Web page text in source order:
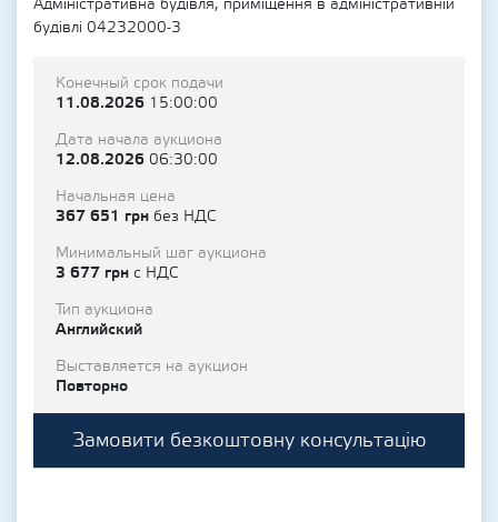
Адміністративна будівля, приміщення в адміністративній
будівлі 04232000-3
Конечный срок подачи
11.08.2026 15:00:00
Дата начала аукциона
12.08.2026 06:30:00
Начальная цена
367 651 грн без НДС
Минимальный шаг аукциона
3 677 грн с НДС
Тип аукциона
Английский
Выставляется на аукцион
Повторно
Замовити безкоштовну консультацію